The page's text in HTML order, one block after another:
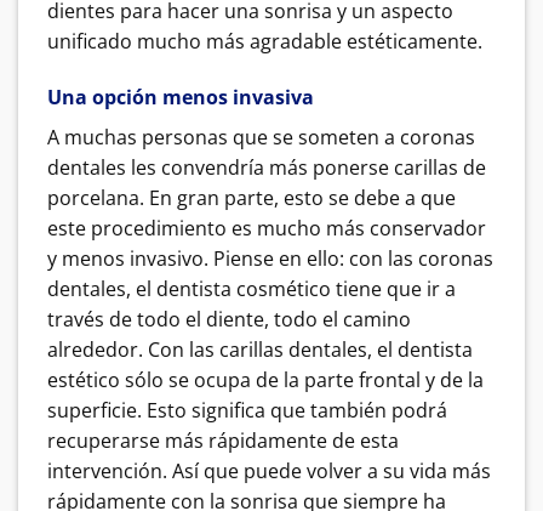
dientes para hacer una sonrisa y un aspecto
unificado mucho más agradable estéticamente.
Una opción menos invasiva
A muchas personas que se someten a coronas
dentales les convendría más ponerse carillas de
porcelana. En gran parte, esto se debe a que
este procedimiento es mucho más conservador
y menos invasivo. Piense en ello: con las coronas
dentales, el dentista cosmético tiene que ir a
través de todo el diente, todo el camino
alrededor. Con las carillas dentales, el dentista
estético sólo se ocupa de la parte frontal y de la
superficie. Esto significa que también podrá
recuperarse más rápidamente de esta
intervención. Así que puede volver a su vida más
rápidamente con la sonrisa que siempre ha